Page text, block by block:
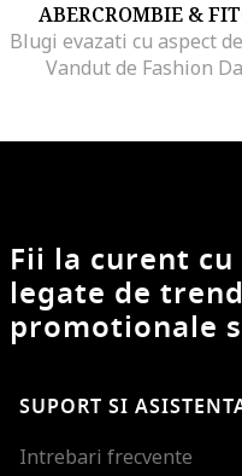
ABERCROMBIE &
Vandut de Fashion
Fii la curent
legate de
promotionale
SUPORT SI
Intrebari frecvente